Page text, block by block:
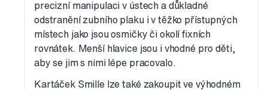
precizní manipulaci v ústech a důkladné
odstranění zubního plaku i v těžko přístupných
místech jako jsou osmičky či okolí fixních
rovnátek. Menší hlavice jsou i vhodné pro děti,
aby se jim s nimi lépe pracovalo.
Kartáček Smille lze také zakoupit ve výhodném